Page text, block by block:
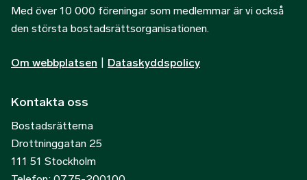
Med över 10 000 föreningar som medlemmar är vi också
den största bostadsrättsorganisationen.
Om webbplatsen Dataskyddspolicy
Kontakta oss
Bostadsrätterna
Drottninggatan 25
111 51 Stockholm